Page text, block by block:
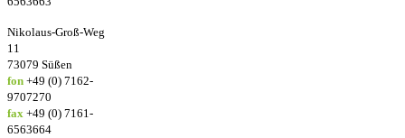
Nikolaus-Groß-Weg
11
73079 Süßen
fon +49 (0) 7162-
9707270
fax +49 (0) 7161-
6563664